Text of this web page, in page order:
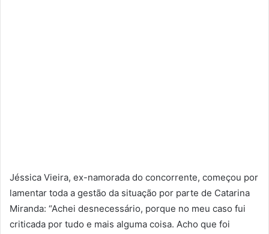
Jéssica Vieira, ex-namorada do concorrente, começou por
lamentar toda a gestão da situação por parte de Catarina
Miranda: “Achei desnecessário, porque no meu caso fui
criticada por tudo e mais alguma coisa. Acho que foi